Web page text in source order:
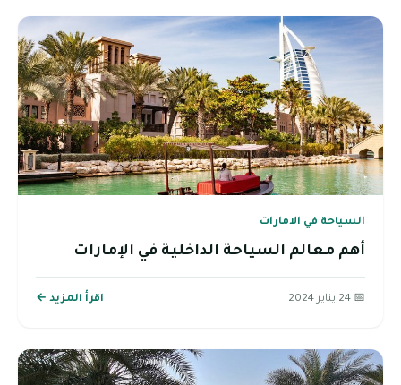
السياحة في الامارات
أهم معالم السياحة الداخلية في الإمارات
📅 24 يناير 2024 اقرأ المزيد ←